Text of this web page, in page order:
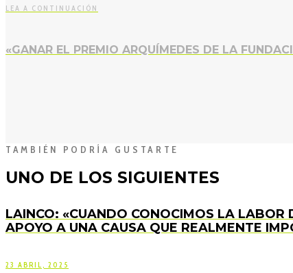
LEA A CONTINUACIÓN
«GANAR EL PREMIO ARQUÍMEDES DE LA
TAMBIÉN PODRÍA GUSTARTE
UNO DE LOS SIGUIENTES
LAINCO: «CUANDO CONOCIMOS LA LABOR
APOYO A UNA CAUSA QUE REALMENTE
23 ABRIL, 2025